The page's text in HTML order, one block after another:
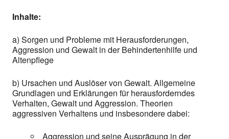
Inhalte:
a) Sorgen und Probleme mit Herausforderungen,
Aggression und Gewalt in der Behindertenhilfe und
Altenpflege
b) Ursachen und Auslöser von Gewalt. Allgemeine
Grundlagen und Erklärungen für herausforderndes
Verhalten, Gewalt und Aggression. Theorien
aggressiven Verhaltens und insbesondere dabei:
Aggression und seine Ausprägung in der